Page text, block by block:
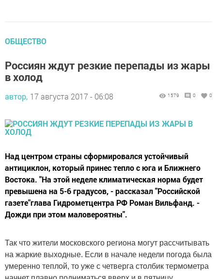
ОБЩЕСТВО
Россиян ждут резкие перепады из жары
в холод
автор, 17 августа 2017 - 06:08 1579 0 0
Над центром страны сформировался устойчивый
антициклон, который принес тепло с юга и Ближнего
Востока. "На этой неделе климатическая норма будет
превышена на 5-6 градусов, - рассказал "Российской
газете"глава Гидрометцентра РФ Роман Вильфанд. -
Дожди при этом маловероятны".
Так что жители московского региона могут рассчитывать
на жаркие выходные. Если в начале недели погода была
умеренно теплой, то уже с четверга столбик термометра